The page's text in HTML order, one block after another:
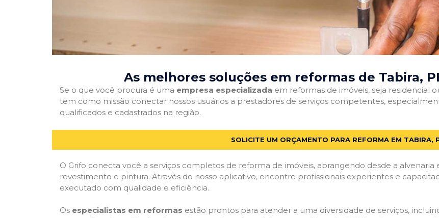
As melhores soluções em reformas de Tabira,
Se o que você procura é uma empresa especializada em reformas de imóveis, seja residencial
tem como missão conectar nossos usuários a prestadores de serviços competentes,
qualificados e cadastrados na região.
SOLICITE UM ORÇAMENTO PARA REFORMA EM TABIRA,
O Grifo conecta você a serviços completos de reforma de imóveis, abrangendo desde a
revestimento e pintura. Através do nosso aplicativo, encontre profissionais experientes e
executado com qualidade e eficiência.
Os especialistas em reformas estão prontos para atender a uma diversidade de serviços,